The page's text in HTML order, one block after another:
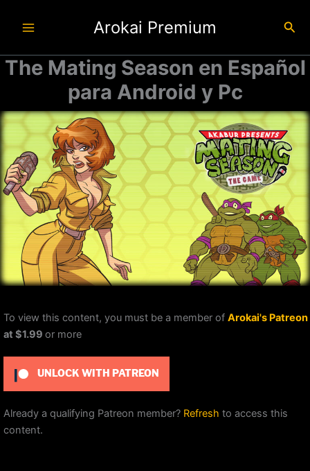
Arokai Premium
The Mating Season en Español
para Android y Pc
To view this content, you must be a member of Arokai's Patreon
at $1.99 or more
UNLOCK WITH PATREON
Already a qualifying Patreon member? Refresh to access this
content.